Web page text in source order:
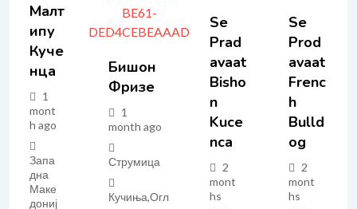
Малт
Ипу
Куче
Нца
1
mont
h ago
Запа
дна
Маке
дониј
Бишон
Фризе
1
month ago
Струмица
Кучиња,Огл
Se
Prad
Avaat
Bisho
N
Kuce
Nca
2
mont
hs
Se
Prod
Avaat
Frenc
H
Bulld
Og
2
mont
hs